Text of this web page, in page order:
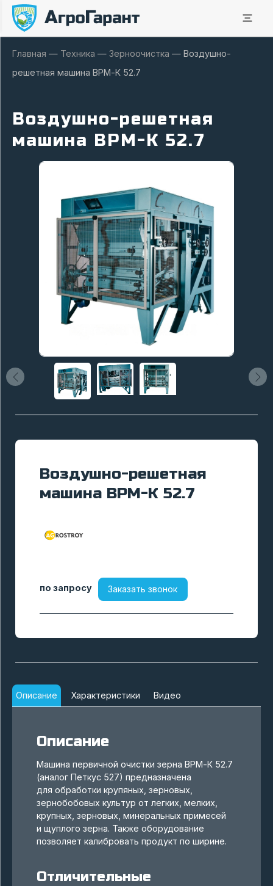
Главная — Техника — Зерноочистка — Воздушно-
решетная машина ВРМ-К 52.7
Воздушно-решетная
машина ВРМ-К 52.7
Воздушно-решетная
машина ВРМ-К 52.7
по запросу Заказать звонок
Описание Характеристики Видео
Описание
Машина первичной очистки зерна ВРМ-К 52.7
(аналог Петкус 527) предназначена
для обработки крупяных, зерновых,
зернобобовых культур от легких, мелких,
крупных, зерновых, минеральных примесей
и щуплого зерна. Также оборудование
позволяет калибровать продукт по ширине.
Отличительные